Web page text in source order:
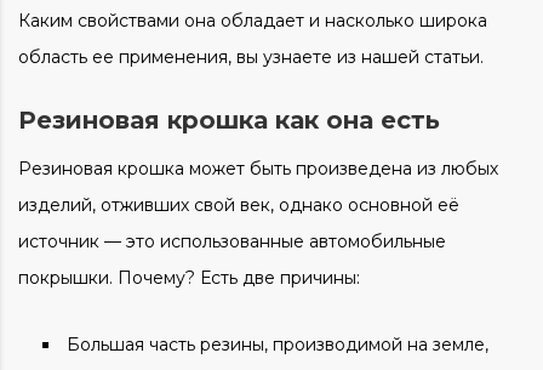
Каким свойствами она обладает и насколько широка
область ее применения, вы узнаете из нашей статьи.
Резиновая крошка как она есть
Резиновая крошка может быть произведена из любых
изделий, отживших свой век, однако основной её
источник — это использованные автомобильные
покрышки. Почему? Есть две причины:
Большая часть резины, производимой на земле,